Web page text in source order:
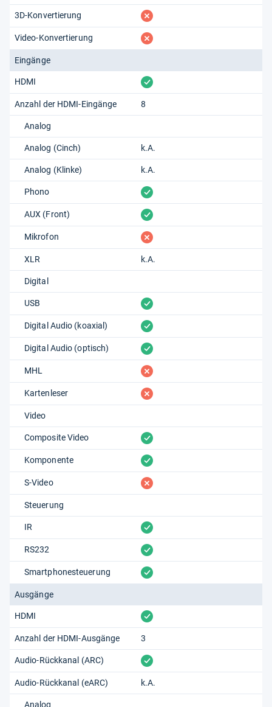
3D-Konvertierung fehlt
Video-Konvertierung fehlt
Eingänge
HDMI vorhanden
Anzahl der HDMI-Eingänge 8
Analog
Analog (Cinch) k.A.
Analog (Klinke) k.A.
Phono vorhanden
AUX (Front) vorhanden
Mikrofon fehlt
XLR k.A.
Digital
USB vorhanden
Digital Audio (koaxial) vorhanden
Digital Audio (optisch) vorhanden
MHL fehlt
Kartenleser fehlt
Video
Composite Video vorhanden
Komponente vorhanden
S-Video fehlt
Steuerung
IR vorhanden
RS232 vorhanden
Smartphonesteuerung vorhanden
Ausgänge
HDMI vorhanden
Anzahl der HDMI-Ausgänge 3
Audio-Rückkanal (ARC) vorhanden
Audio-Rückkanal (eARC) k.A.
Analog